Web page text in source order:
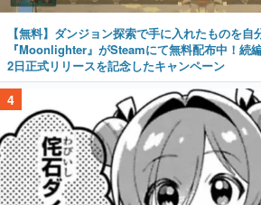
【無料】ダンジョン探索で手に入れたものを
『Moonlighter』がSteamにて無料配布中！続
2日正式リリースを記念したキャンペーン
4